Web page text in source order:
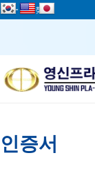
add 즐겨찾기
인증서